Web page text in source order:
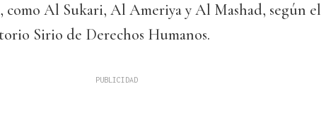
como Al Sukari, Al Ameriya y Al Mashad, según el
Sirio de Derechos Humanos.